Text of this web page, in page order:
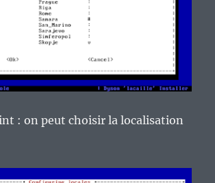
: on peut choisir la localisation